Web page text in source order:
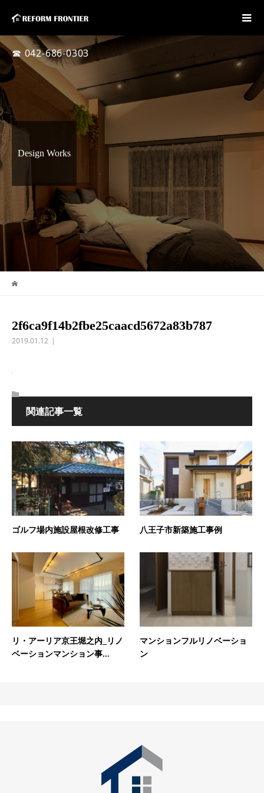
☎ 042-686-0303
Design Works
2f6ca9f14b2fbe25caacd5672a83b787
2019.01.12
関連記事一覧
ゴルフ場内施設屋根改修工事 八王子市新築施工事例
リ・アーリア京王堀之内_リノ
ベーションマンション事...
マンションフルリノベーショ
ン